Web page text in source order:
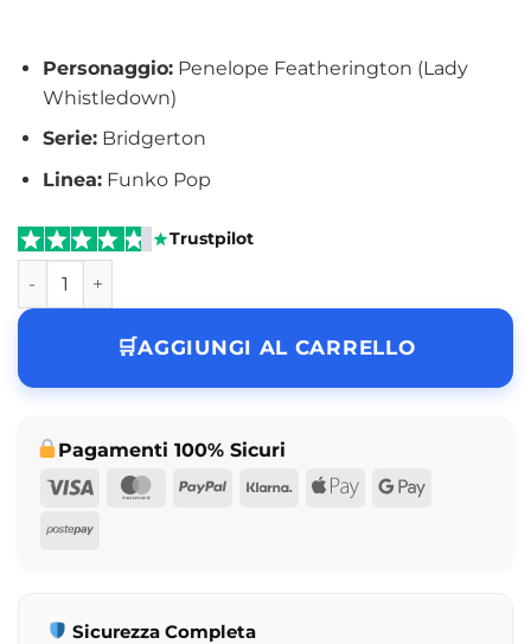
Personaggio:Penelope Featherington (Lady
Whistledown)
Serie:Bridgerton
Linea:Funko Pop
Trustpilot
Funko Pop Penelope Featherington Bridgerton N° 1663
AGGIUNGI AL CARRELLO
Pagamenti 100% Sicuri
Visa
MasterCard
PayPalKlarna Apple Google
Postepay
Sicurezza Completa